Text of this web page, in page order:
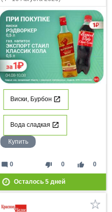
Виски, Бурбон
Вода сладкая
Купить
thumb_down 0 thumb_up 0
mode_comment 0
Осталось 5дней